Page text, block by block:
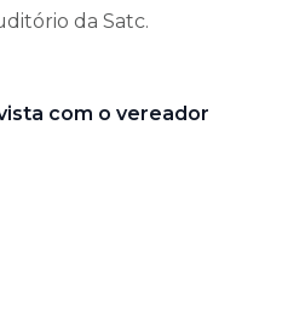
da Satc.
com o vereador